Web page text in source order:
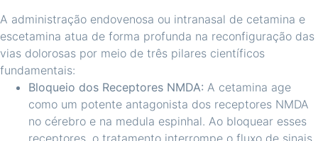
A administração endovenosa ou intranasal de cetamina e
escetamina atua de forma profunda na reconfiguração das
vias dolorosas por meio de três pilares científicos
fundamentais:
Bloqueio dos Receptores NMDA: A cetamina age
como um potente antagonista dos receptores NMDA
no cérebro e na medula espinhal. Ao bloquear esses
receptores, o tratamento interrompe o fluxo de sinais